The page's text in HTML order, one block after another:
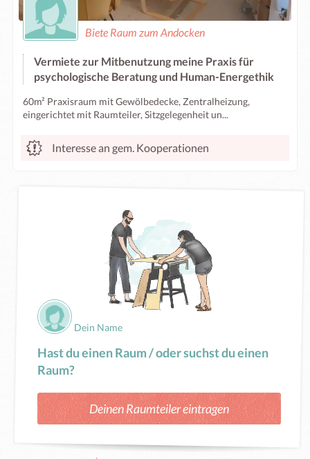
Biete Raum zum Andocken
Vermiete zur Mitbenutzung meine Praxis für
psychologische Beratung und Human-Energethik
60m² Praxisraum mit Gewölbedecke, Zentralheizung,
eingerichtet mit Raumteiler, Sitzgelegenheit un...
Interesse an gem. Kooperationen
Dein Name
Hast du einen Raum / oder suchst du einen
Raum?
Deinen Raumteiler eintragen